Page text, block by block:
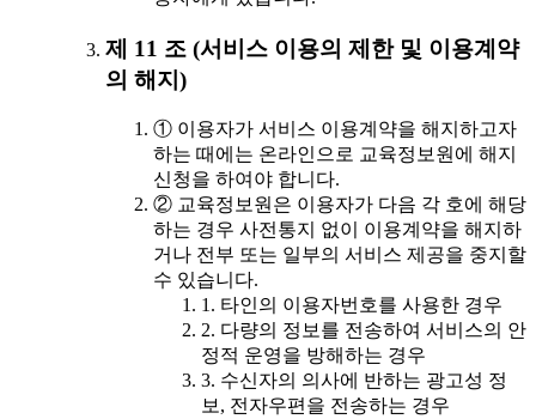
제 11 조 (서비스 이용의 제한 및 이용계약
의 해지)
① 이용자가 서비스 이용계약을 해지하고자
하는 때에는 온라인으로 교육정보원에 해지
신청을 하여야 합니다.
② 교육정보원은 이용자가 다음 각 호에 해당
하는 경우 사전통지 없이 이용계약을 해지하
거나 전부 또는 일부의 서비스 제공을 중지할
수 있습니다.
1. 타인의 이용자번호를 사용한 경우
2. 다량의 정보를 전송하여 서비스의 안
정적 운영을 방해하는 경우
3. 수신자의 의사에 반하는 광고성 정
보, 전자우편을 전송하는 경우